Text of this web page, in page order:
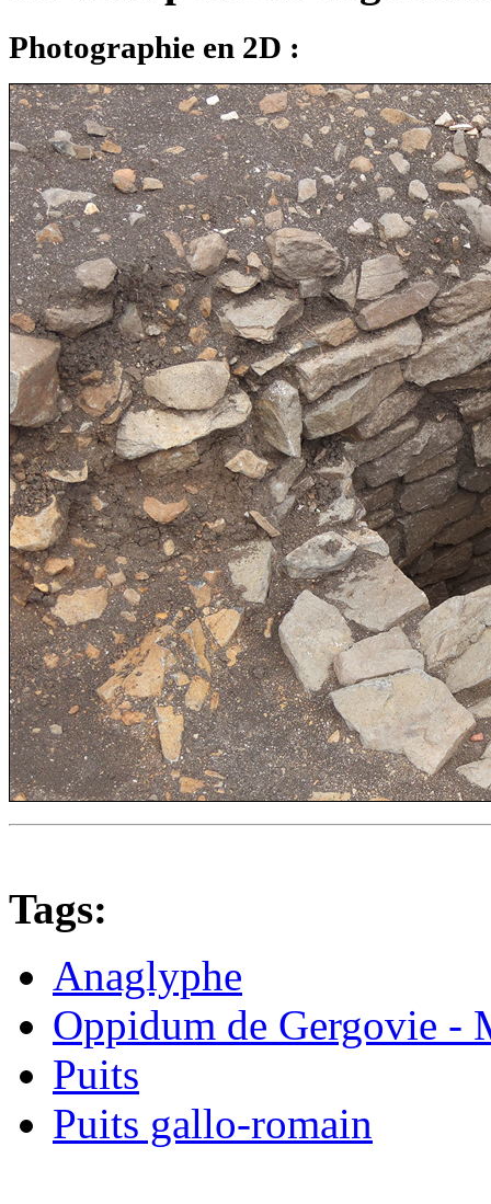
Photographie en 2D :
Tags:
Anaglyphe
Oppidum de Gergovie -
Puits
Puits gallo-romain